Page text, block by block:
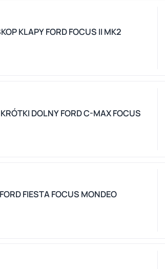
KLAPY FORD FOCUS II MK2
DOLNY FORD C-MAX FOCUS
FIESTA FOCUS MONDEO